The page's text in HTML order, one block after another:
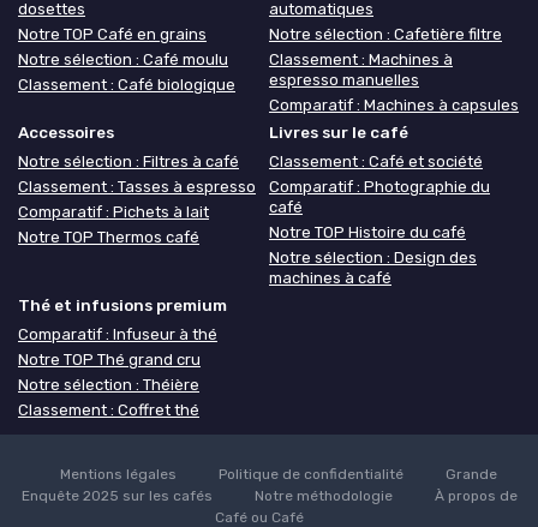
dosettes
Notre TOP Café en grains
Notre sélection : Café moulu
Classement : Café biologique
automatiques
Notre sélection : Cafetière filtre
Classement : Machines à
espresso manuelles
Comparatif : Machines à capsules
Accessoires
Notre sélection : Filtres à café
Classement : Tasses à espresso
Comparatif : Pichets à lait
Notre TOP Thermos café
Livres sur le café
Classement : Café et société
Comparatif : Photographie du
café
Notre TOP Histoire du café
Notre sélection : Design des
machines à café
Thé et infusions premium
Comparatif : Infuseur à thé
Notre TOP Thé grand cru
Notre sélection : Théière
Classement : Coffret thé
Mentions légales Politique de confidentialité
Grande
Enquête 2025 sur les cafés
Notre méthodologie
À propos de
Café ou Café